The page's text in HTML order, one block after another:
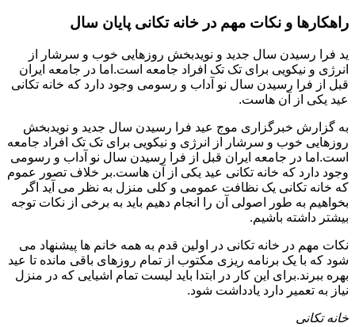
راهکارها و نکات مهم در خانه تکانی پایان سال
ید فرا رسیدن سال جدید و نویدبخش روزهایی خوب و سرشار از
انرژی و نیکویی برای تک تک افراد جامعه است.اما در جامعه ایران
قبل از فرا رسیدن سال نو آداب و رسومی وجود دارد که خانه تکانی
عید یکی از آن هاست.
به گزارش خبرگزاری موج عید فرا رسیدن سال جدید و نویدبخش
روزهایی خوب و سرشار از انرژی و نیکویی برای تک تک افراد جامعه
است.اما در جامعه ایران قبل از فرا رسیدن سال نو آداب و رسومی
وجود دارد که خانه تکانی عید یکی از آن هاست.بر خلاف تصور عموم
که خانه تکانی یک نظافت عمومی و کلی منزل به نظر می آید اگر
بخواهیم به طور اصولی آن را انجام دهیم باید به برخی از نکات توجه
بیشتر داشته باشیم.
نکات مهم در خانه تکانی در اولین قدم به همه خانم ها پیشنهاد می
شود که با یک برنامه ریزی مکتوب از تمام روزهای باقی مانده تا عید
بهره ببرند.برای این کار در ابتدا باید لیست تمام اشیایی که در منزل
نیاز به تعمیر دارد یادداشت شود.
خانه تکانی